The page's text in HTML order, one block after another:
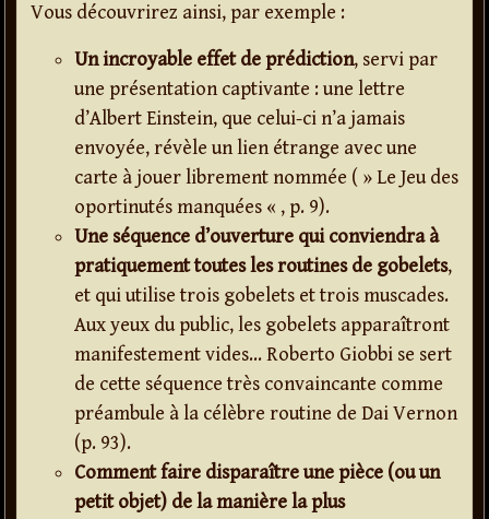
Vous découvrirez ainsi, par exemple :
Un incroyable effet de prédiction, servi par
une présentation captivante : une lettre
d’Albert Einstein, que celui-ci n’a jamais
envoyée, révèle un lien étrange avec une
carte à jouer librement nommée ( » Le Jeu des
oportinutés manquées « , p. 9).
Une séquence d’ouverture qui conviendra à
pratiquement toutes les routines de gobelets,
et qui utilise trois gobelets et trois muscades.
Aux yeux du public, les gobelets apparaîtront
manifestement vides… Roberto Giobbi se sert
de cette séquence très convaincante comme
préambule à la célèbre routine de Dai Vernon
(p. 93).
Comment faire disparaître une pièce (ou un
petit objet) de la manière la plus